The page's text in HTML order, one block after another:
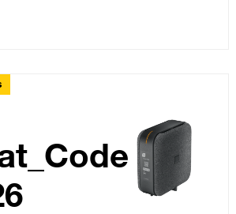
Fibre_18_26